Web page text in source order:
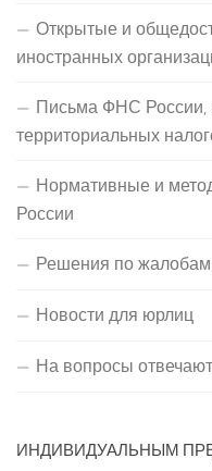
Открытые и
иностранных
Письма ФНС России,
территориальных
Нормативные и
России
Решения по жалобам
Новости для юрлиц
На вопросы
ИНДИВИДУАЛЬНЫМ